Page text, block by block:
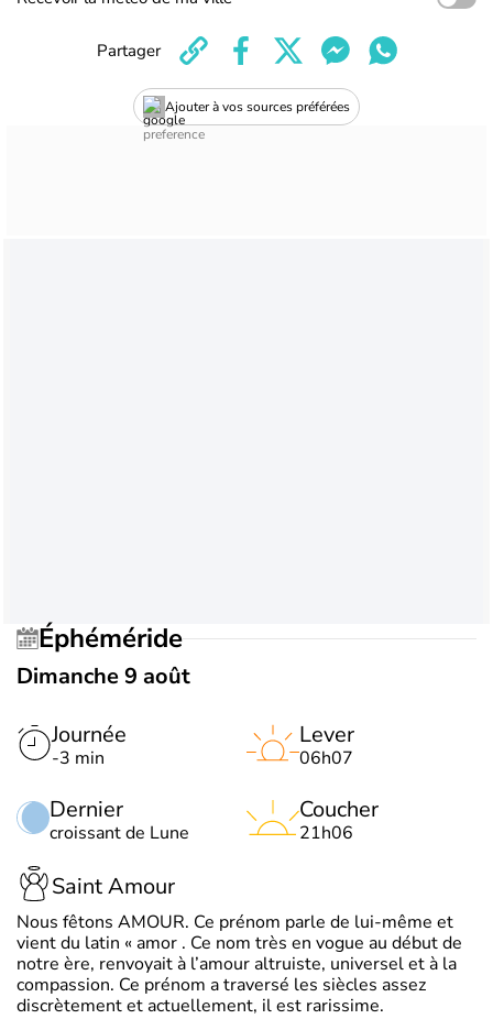
Ajouter à vos sources préférées
Partager
Éphéméride
Dimanche 9 août
Journée
-3 min
Dernier
croissant de Lune
Lever
06h07
Coucher
21h06
Saint Amour
Nous fêtons AMOUR. Ce prénom parle de lui-même et
vient du latin « amor . Ce nom très en vogue au début de
notre ère, renvoyait à l’amour altruiste, universel et à la
compassion. Ce prénom a traversé les siècles assez
discrètement et actuellement, il est rarissime.